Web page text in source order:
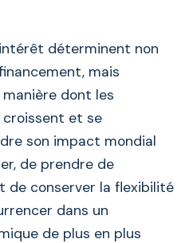
déterminent non
mais
dont les
et se
son impact mondial
de prendre de
de conserver la flexibilité
dans un
de plus en plus